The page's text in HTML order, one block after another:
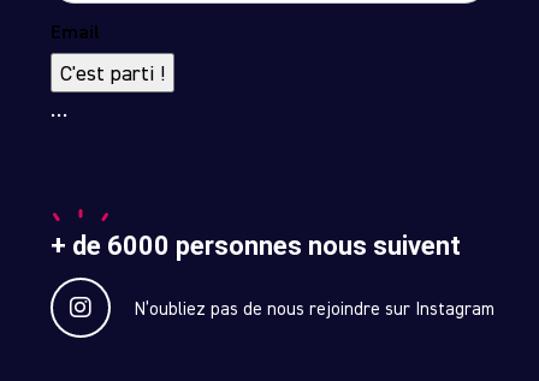
Email
C'est parti !
…
+ de 6000 personnes nous suivent
N’oubliez pas de nous rejoindre sur Instagram